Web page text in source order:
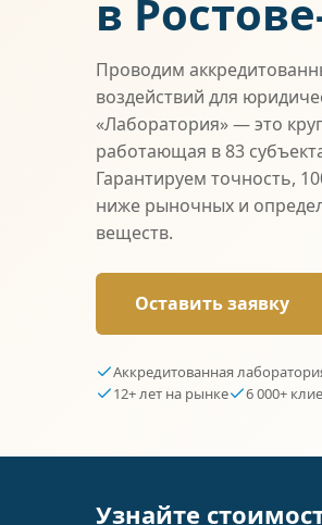
в
Проводим
воздействий для
«Лаборатория» — это
работающая в 83
Гарантируем точность,
ниже рыночных и
веществ.
Оставить заявку
Аккредитованная
12+ лет на рынке
6 000+
Узнайте